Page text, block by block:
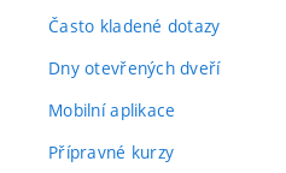
Často kladené dotazy
Dny otevřených dveří
Mobilní aplikace
Přípravné kurzy